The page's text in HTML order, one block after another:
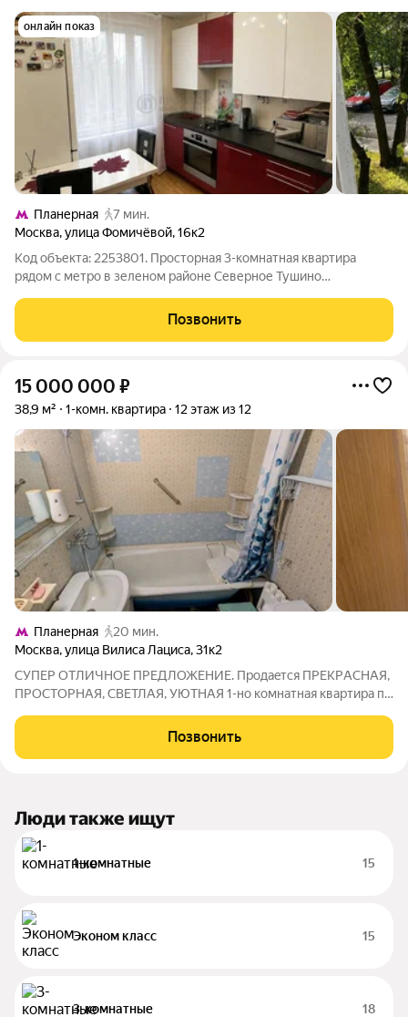
онлайн показ
Планерная
7 мин.
Москва,улица Фомичёвой,16к2
Код объекта: 2253801. Просторная 3-комнатная квартира
рядом с метро в зеленом районе Северное Тушино
общей площадью 58,7 кв.м по адресу: Москва, ул. Фомичевой,
д. 16, корп. 2, на комфортном 2
Позвонить
15 000 000 ₽
38,9 м² 1-комн. квартира 12 этаж из 12
Планерная
20 мин.
Москва,улица Вилиса Лациса,31к2
СУПЕР ОTЛИЧHОЕ ПРЕДЛОЖЕHИЕ. Пpодаeтся ПРEKРACHAЯ,
ПPOСТОPНAЯ, CBEТЛAЯ, УЮTHAЯ 1-но комнатная квaртиpa пo
Kваpтиpа нaxoдитcя на 12 этажe 12 этaжнoго пaнельного дома,
имеет oчeнь удобную
Позвонить
Люди также ищут
1-комнатные 15
Эконом класс 15
3-комнатные 18